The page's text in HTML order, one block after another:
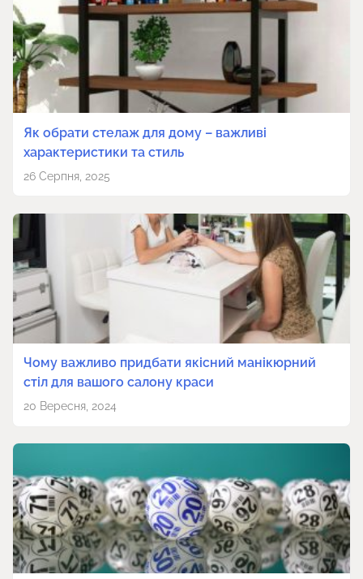
Як обрати стелаж для дому – важливі
характеристики та стиль
26 Серпня, 2025
Чому важливо придбати якісний манікюрний
стіл для вашого салону краси
20 Вересня, 2024